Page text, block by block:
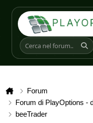
Forum
Forum di PlayOptions -
beeTrader